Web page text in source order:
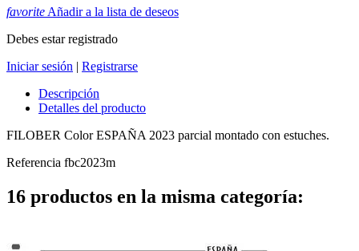
favorite Añadir a la lista de deseos
Debes estar registrado
Iniciar sesión | Registrarse
Descripción
Detalles del producto
FILOBER Color ESPAÑA 2023 parcial montado con estuches.
Referencia fbc2023m
16 productos en la misma categoría: